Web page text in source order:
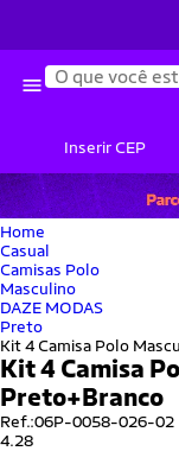
Busca
Inserir CEP
Home
Casual
Camisas Polo
Masculino
DAZE MODAS
Preto
Kit 4 Camisa Polo
Kit 4 Camisa
Preto+Branco
Ref.:06P-0058-026-02
4.28